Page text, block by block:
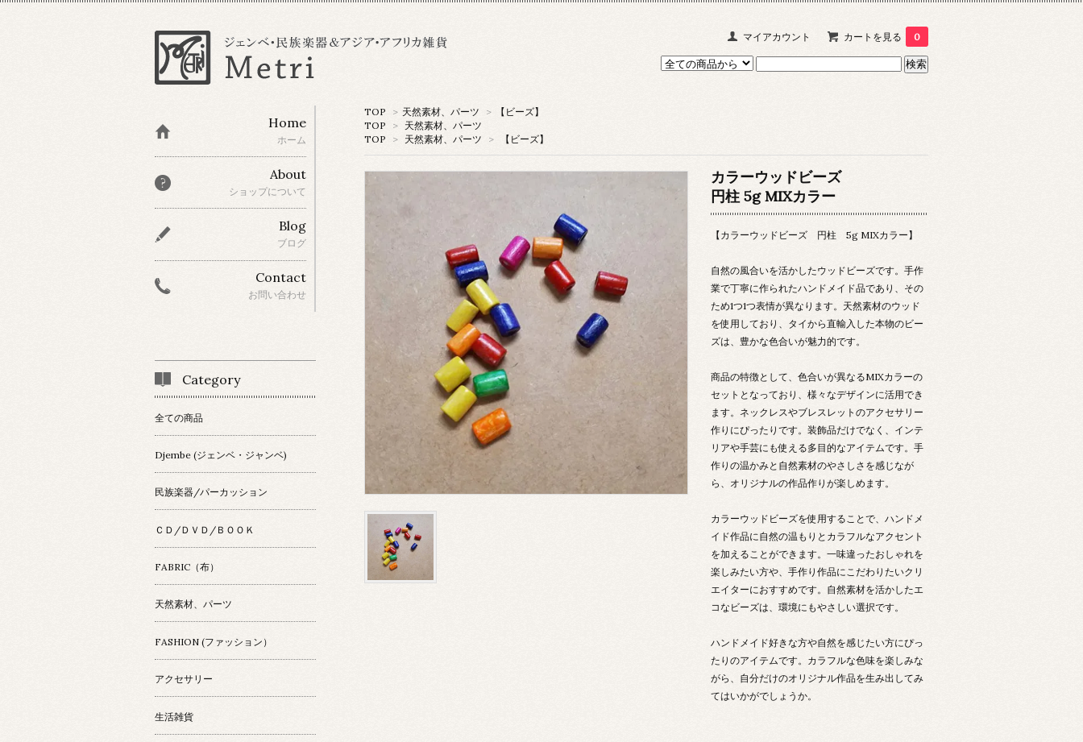
マイアカウント カートを見る 0
TOP > 天然素材、パーツ >
【ビーズ】
TOP
> 天然素材、パーツ
TOP
> 天然素材、パーツ > 【ビーズ】
カラーウッドビーズ
円柱 5g MIXカラー
【カラーウッドビーズ 円柱 5g MIXカラー】
自然の風合いを活かしたウッドビーズです。手作
業で丁寧に作られたハンドメイド品であり、その
ため1つ1つ表情が異なります。天然素材のウッド
を使用しており、タイから直輸入した本物のビー
ズは、豊かな色合いが魅力的です。
商品の特徴として、色合いが異なるMIXカラーの
セットとなっており、様々なデザインに活用でき
ます。ネックレスやブレスレットのアクセサリー
作りにぴったりです。装飾品だけでなく、インテ
リアや手芸にも使える多目的なアイテムです。手
作りの温かみと自然素材のやさしさを感じなが
ら、オリジナルの作品作りが楽しめます。
カラーウッドビーズを使用することで、ハンドメ
イド作品に自然の温もりとカラフルなアクセント
を加えることができます。一味違ったおしゃれを
楽しみたい方や、手作り作品にこだわりたいクリ
エイターにおすすめです。自然素材を活かしたエ
コなビーズは、環境にもやさしい選択です。
ハンドメイド好きな方や自然を感じたい方にぴっ
たりのアイテムです。カラフルな色味を楽しみな
がら、自分だけのオリジナル作品を生み出してみ
てはいかがでしょうか。
Home
ホーム
About
ショップについて
Blog
ブログ
Contact
お問い合わせ
Category
全ての商品
Djembe (ジェンベ・ジャンベ)
民族楽器/パーカッション
ＣＤ/ＤＶＤ/ＢＯＯＫ
FABRIC（布）
天然素材、パーツ
FASHION (ファッション）
アクセサリー
生活雑貨